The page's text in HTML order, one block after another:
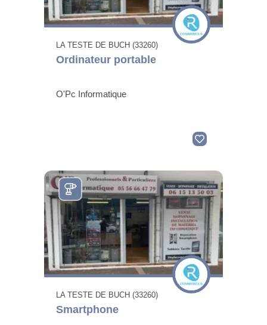
LA TESTE DE BUCH (33260)
Ordinateur portable
O'Pc Informatique
LA TESTE DE BUCH (33260)
Smartphone